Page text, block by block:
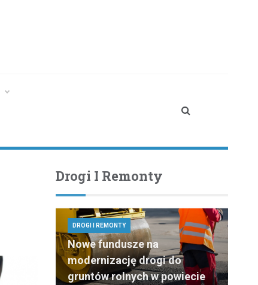
Drogi I Remonty
DROGI I REMONTY
Nowe fundusze na
modernizację drogi do
gruntów rolnych w powiecie